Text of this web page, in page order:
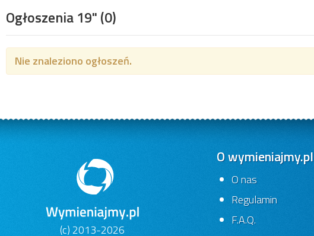
Ogłoszenia 19"(0)
Nie znaleziono ogłoszeń.
(c) 2013-2026
O wymieniajmy.pl
O nas
Regulamin
F.A.Q.